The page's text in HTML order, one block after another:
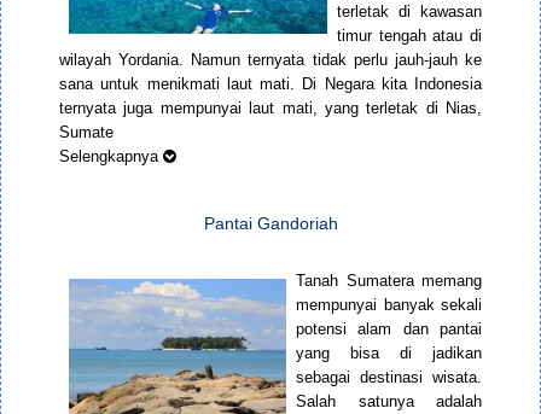
terletak di kawasan
timur tengah atau di
wilayah Yordania. Namun ternyata tidak perlu jauh-jauh ke
sana untuk menikmati laut mati. Di Negara kita Indonesia
ternyata juga mempunyai laut mati, yang terletak di Nias,
Sumate
Selengkapnya
Pantai Gandoriah
Tanah Sumatera memang
mempunyai banyak sekali
potensi alam dan pantai
yang bisa di jadikan
sebagai destinasi wisata.
Salah satunya adalah